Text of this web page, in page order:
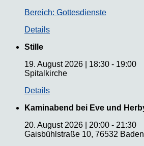
Bereich: Gottesdienste
Details
Stille
19. August 2026
18:30 - 19:00
Spitalkirche
Details
Kaminabend bei Eve und
20. August 2026
20:00 - 21:30
Gaisbühlstraße 10, 76532